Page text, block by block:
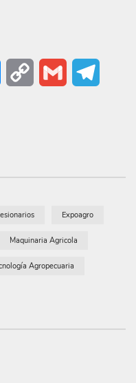
Messenger
Copy
Gmail
Expoagro
Maquinaria Agricola
Agropecuaria